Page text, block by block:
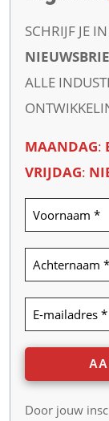
SCHRIJF JE
ALLE
MAANDAG:
VRIJDAG:
Door jouw